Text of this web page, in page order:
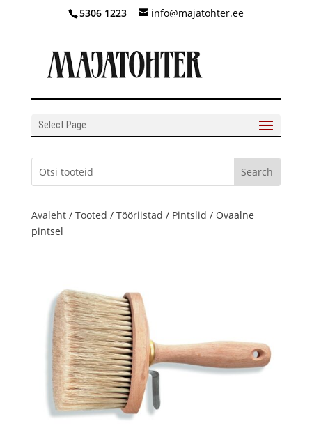
5306 1223 info@majatohter.ee
Select Page
Avaleht/ Tooted / Tööriistad / Pintslid / Ovaalne
pintsel